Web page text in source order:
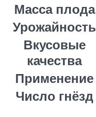
Масса плода
Урожайность
Вкусовые
качества
Применение
Число гнёзд